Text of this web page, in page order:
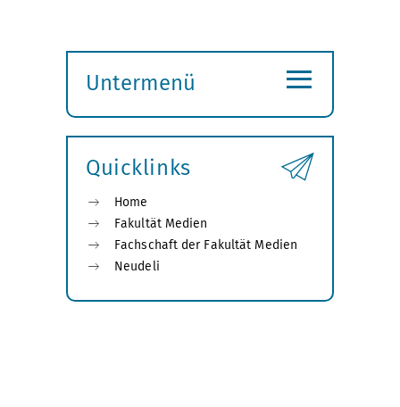
Untermenü
öffnen
≡
Quicklinks
Home
Fakultät Medien
Fachschaft der Fakultät Medien
Neudeli